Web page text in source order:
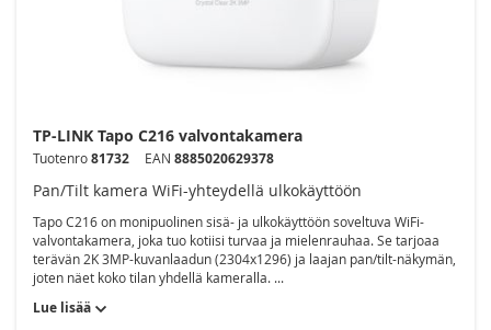
TP-LINK Tapo C216 valvontakamera
Tuotenro81732 EAN 8885020629378
Pan/Tilt kamera WiFi-yhteydellä ulkokäyttöön
Tapo C216 on monipuolinen sisä- ja ulkokäyttöön soveltuva WiFi-
valvontakamera, joka tuo kotiisi turvaa ja mielenrauhaa. Se tarjoaa
terävän 2K 3MP-kuvanlaadun (2304x1296) ja laajan pan/tilt-näkymän,
joten näet koko tilan yhdellä kameralla. ...
Lue lisää